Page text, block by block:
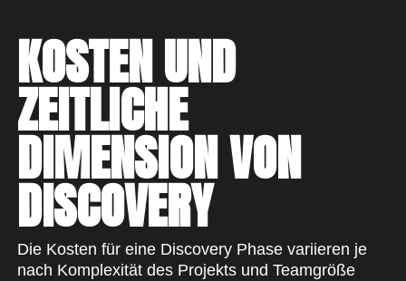
KOSTEN UND
ZEITLICHE
DIMENSION VON
DISCOVERY
Die Kosten für eine Discovery Phase variieren je
nach Komplexität des Projekts und Teamgröße